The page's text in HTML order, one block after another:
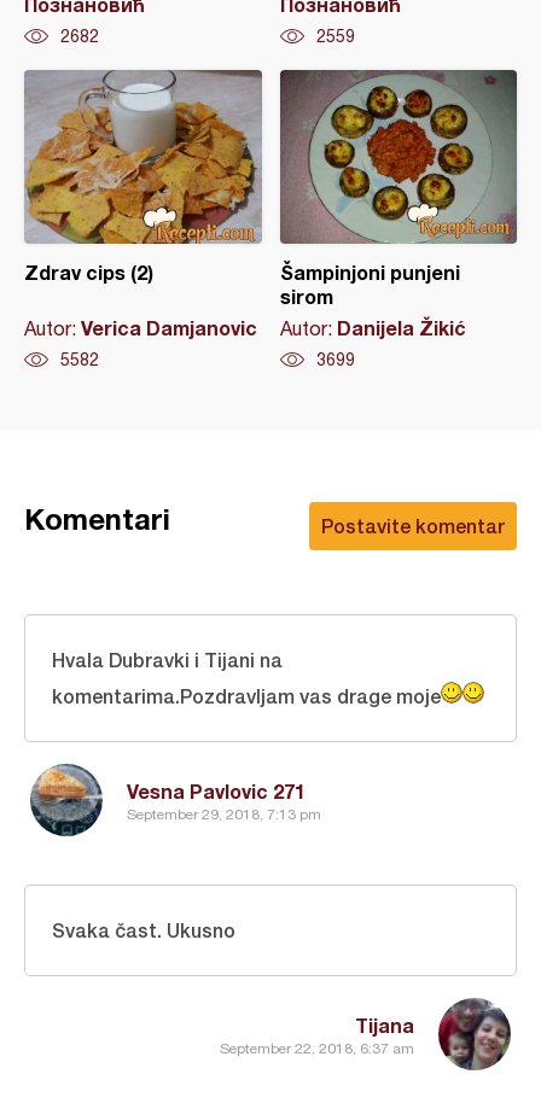
2682 2559
Zdrav cips (2)
Autor: Verica Damjanovic
5582
Šampinjoni punjeni
sirom
Autor: Danijela Žikić
3699
Postavite komentar
Komentari
Vesna Pavlovic 271
September 29, 2018, 7:13 pm
Hvala Dubravki i Tijani na
komentarima.Pozdravljam vas drage moje
Tijana
September 22, 2018, 6:37 am
Svaka čast. Ukusno